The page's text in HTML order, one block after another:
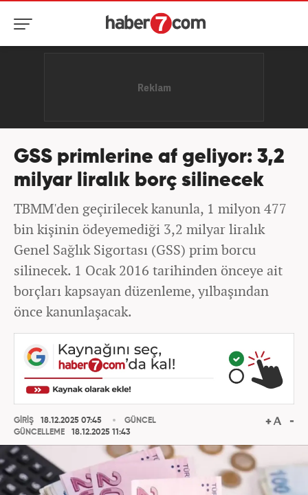
GSS primlerine af geliyor: 3,2
milyar liralık borç silinecek
TBMM'den geçirilecek kanunla, 1 milyon 477
bin kişinin ödeyemediği 3,2 milyar liralık
Genel Sağlık Sigortası (GSS) prim borcu
silinecek. 1 Ocak 2016 tarihinden önceye ait
borçları kapsayan düzenleme, yılbaşından
önce kanunlaşacak.
GİRİŞ
18.12.2025 07:45
GÜNCELLEME
18.12.2025 11:43
GÜNCEL